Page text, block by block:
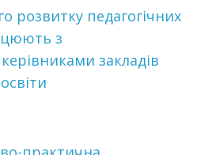
розвитку педагогічних
з
закладів